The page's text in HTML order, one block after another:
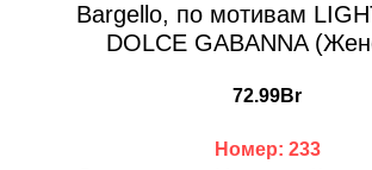
Bargello, по мотивам
DOLCE GABANNA
72.99Br
Номер: 233